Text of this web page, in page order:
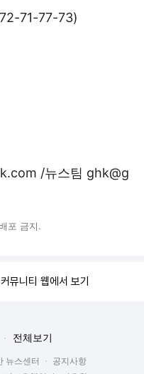
71-77-73)
/뉴스팀 ghk@g
포 금지.
뮤니티 웹에서 보기
전체보기
뉴스센터
공지사항